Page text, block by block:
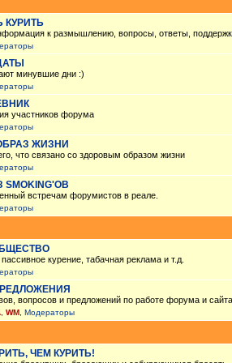
КУРИТЬ
к размышлению, вопросы, ответы,
минувшие дни :)
участников форума
ЖИЗНИ
что связано со здоровым образом жизни
встречам форумистов в реале.
курение, табачная реклама и т.д.
вопросов и предложений по работе форума и сайта
WM Модераторы
ЧЕМ КУРИТЬ!